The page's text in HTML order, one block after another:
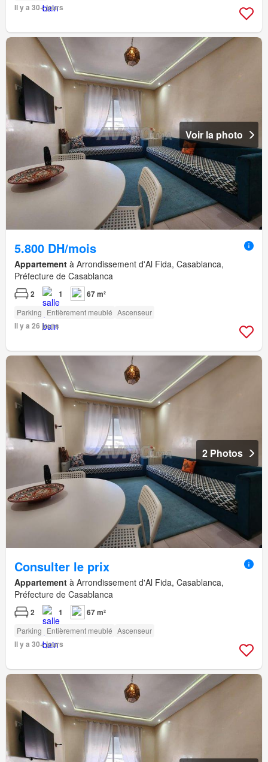
Il y a 30+ jours
Voir la photo
5.800 DH/mois
Appartement à Arrondissement d'Al Fida, Casablanca,
Préfecture de Casablanca
2 1 67 m²
Parking Entièrement meublé Ascenseur
Il y a 26 jours
2 Photos
Consulter le prix
Appartement à Arrondissement d'Al Fida, Casablanca,
Préfecture de Casablanca
2 1 67 m²
Parking Entièrement meublé Ascenseur
Il y a 30+ jours